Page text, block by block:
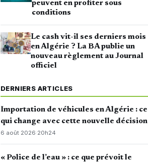
peuvent en profiter sous
conditions
Le cash vit-il ses derniers mois
en Algérie ? La BA publie un
nouveau règlement au Journal
officiel
DERNIERS ARTICLES
Importation de véhicules en Algérie : ce
qui change avec cette nouvelle décision
6 août 2026·20h24
« Police de l’eau » : ce que prévoit le